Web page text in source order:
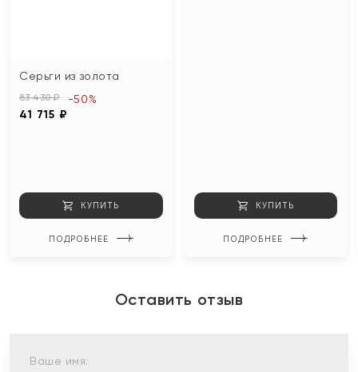
Серьги из золота
83 430 ₽
41 715 ₽
-50%
КУПИТЬ
ПОДРОБНЕЕ
КУПИТЬ
ПОДРОБНЕЕ
Оставить отзыв
Ваше имя: